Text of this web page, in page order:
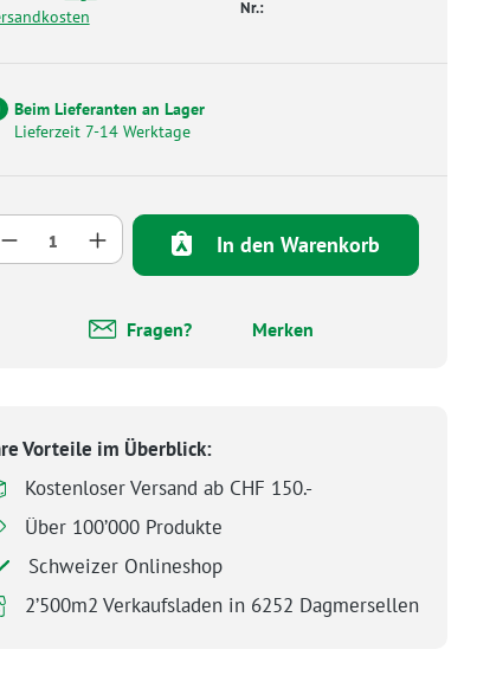
Nr.:
Beim Lieferanten an Lager
Lieferzeit 7-14 Werktage
Anzahl: Gib den gewünschten
In den Warenkorb
Fragen? Merken
Vorteile im Überblick:
Kostenloser Versand ab CHF 150.-
Über 100’000 Produkte
Schweizer Onlineshop
2’500m2 Verkaufsladen in 6252 Dagmersellen